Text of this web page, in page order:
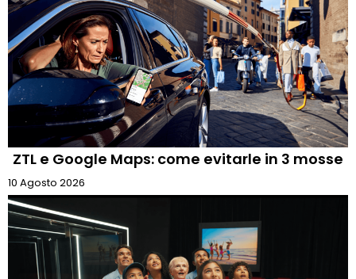
ZTL e Google Maps: come evitarle in 3 mosse
10 Agosto 2026